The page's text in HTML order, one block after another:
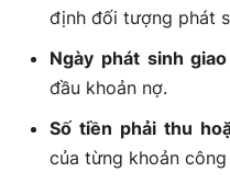
định đối tượng phát
Ngày phát sinh
đầu khoản nợ.
Số tiền phải thu
của từng khoản công